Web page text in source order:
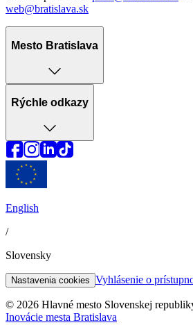
web@bratislava.sk
Mesto Bratislava
Rýchle odkazy
English
/
Slovensky
Nastavenia cookies Vyhlásenie o
© 2026 Hlavné mesto Slovenskej
Inovácie mesta Bratislava